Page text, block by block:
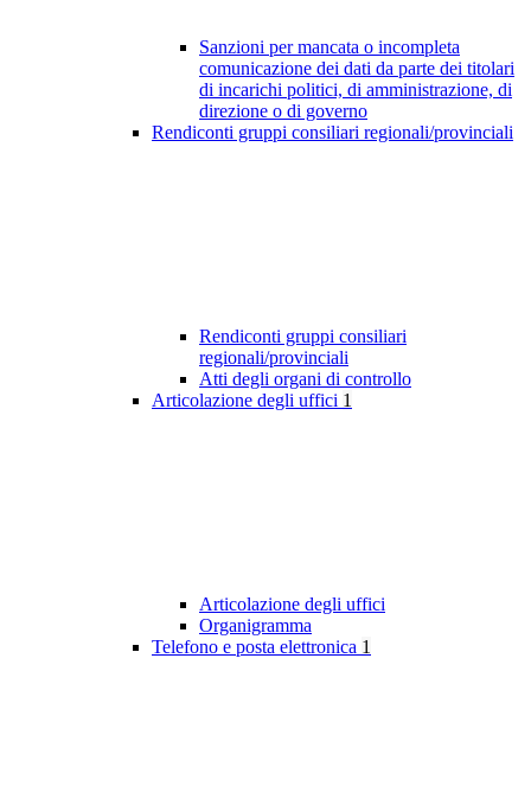
Sanzioni per mancata o incompleta
comunicazione dei dati da parte dei titolari
di incarichi politici, di amministrazione, di
direzione o di governo
Rendiconti gruppi consiliari regionali/provinciali
Rendiconti gruppi consiliari
regionali/provinciali
Atti degli organi di controllo
Articolazione degli uffici 1
Articolazione degli uffici
Organigramma
Telefono e posta elettronica 1